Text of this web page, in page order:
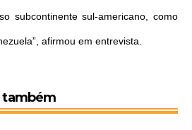
subcontinente sul-americano, como
afirmou em entrevista.
também